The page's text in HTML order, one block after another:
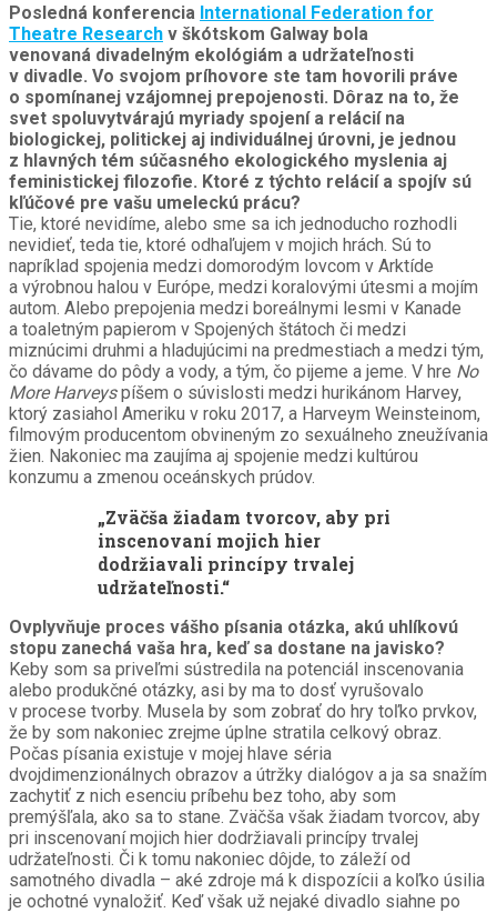
Posledná konferencia International Federation for
Theatre Research v škótskom Galway bola
venovaná divadelným ekológiám a udržateľnosti
v divadle. Vo svojom príhovore ste tam hovorili práve
o spomínanej vzájomnej prepojenosti. Dôraz na to, že
svet spoluvytvárajú myriady spojení a relácií na
biologickej, politickej aj individuálnej úrovni, je jednou
z hlavných tém súčasného ekologického myslenia aj
feministickej filozofie. Ktoré z týchto relácií a spojív sú
kľúčové pre vašu umeleckú prácu?
Tie, ktoré nevidíme, alebo sme sa ich jednoducho rozhodli
nevidieť, teda tie, ktoré odhaľujem v mojich hrách. Sú to
napríklad spojenia medzi domorodým lovcom v Arktíde
a výrobnou halou v Európe, medzi koralovými útesmi a mojím
autom. Alebo prepojenia medzi boreálnymi lesmi v Kanade
a toaletným papierom v Spojených štátoch či medzi
miznúcimi druhmi a hladujúcimi na predmestiach a medzi tým,
čo dávame do pôdy a vody, a tým, čo pijeme a jeme. V hre No
More Harveyspíšem o súvislosti medzi hurikánom Harvey,
ktorý zasiahol Ameriku v roku 2017, a Harveym Weinsteinom,
filmovým producentom obvineným zo sexuálneho zneužívania
žien. Nakoniec ma zaujíma aj spojenie medzi kultúrou
konzumu a zmenou oceánskych prúdov.
„Zväčša žiadam tvorcov, aby pri
inscenovaní mojich hier
dodržiavali princípy trvalej
udržateľnosti.“
Ovplyvňuje proces vášho písania otázka, akú uhlíkovú
stopu zanechá vaša hra, keď sa dostane na javisko?
Keby som sa priveľmi sústredila na potenciál inscenovania
alebo produkčné otázky, asi by ma to dosť vyrušovalo
v procese tvorby. Musela by som zobrať do hry toľko prvkov,
že by som nakoniec zrejme úplne stratila celkový obraz.
Počas písania existuje v mojej hlave séria
dvojdimenzionálnych obrazov a útržky dialógov a ja sa snažím
zachytiť z nich esenciu príbehu bez toho, aby som
premýšľala, ako sa to stane. Zväčša však žiadam tvorcov, aby
pri inscenovaní mojich hier dodržiavali princípy trvalej
udržateľnosti. Či k tomu nakoniec dôjde, to záleží od
samotného divadla – aké zdroje má k dispozícii a koľko úsilia
je ochotné vynaložiť. Keď však už nejaké divadlo siahne po